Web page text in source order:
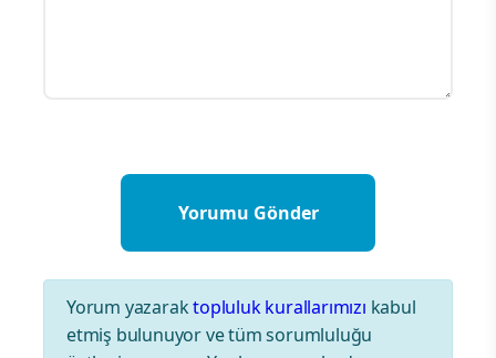
Yorum yazaraktopluluk kurallarımızı kabul
etmiş bulunuyor ve tüm sorumluluğu